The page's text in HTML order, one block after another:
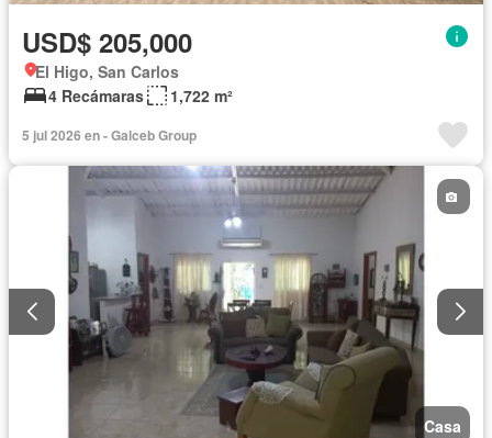
USD$ 205,000
El Higo, San Carlos
4 Recámaras
1,722 m²
5 jul 2026 en - Galceb Group
Casa